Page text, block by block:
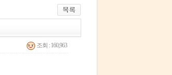
조회 : 160,963